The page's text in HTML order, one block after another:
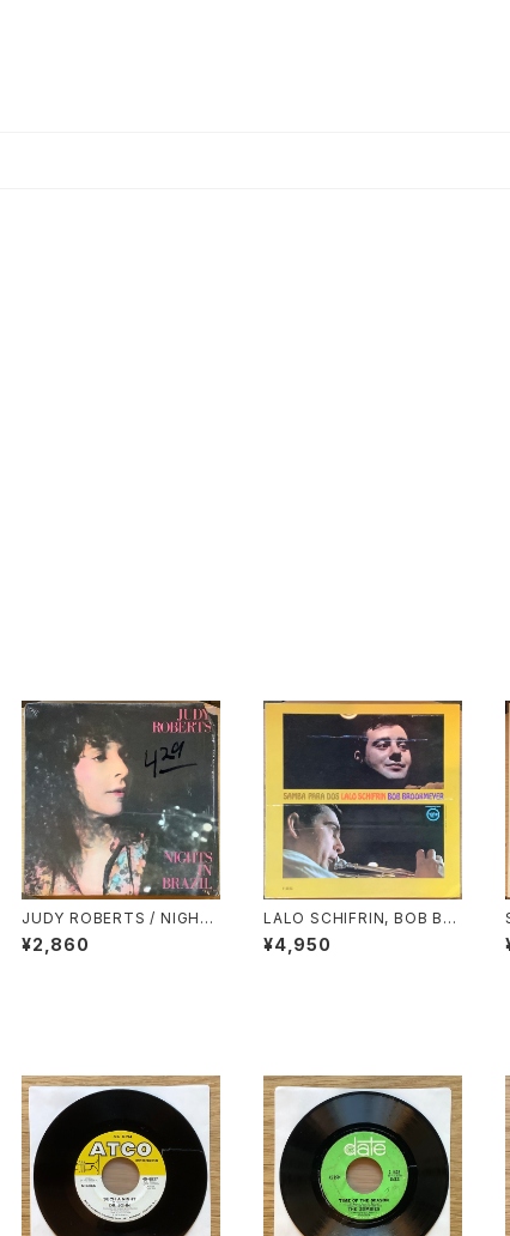
JUDY ROBERTS / NIGHT
S IN BRAZIL
¥2,860
LALO SCHIFRIN, BOB BR
OOKMEYER / SAMBA PAR
A DOS
¥4,950